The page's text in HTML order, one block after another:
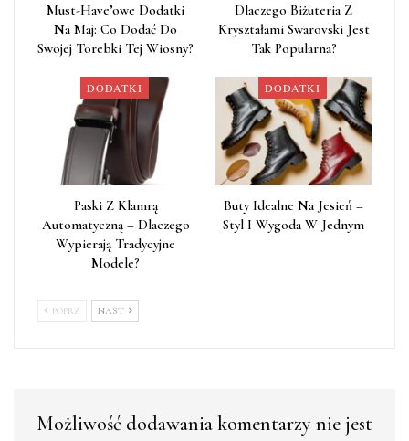
Must-Have’owe Dodatki
Na Maj: Co Dodać Do
Swojej Torebki Tej Wiosny?
Dlaczego Biżuteria Z
Kryształami Swarovski Jest
Tak Popularna?
DODATKI
Paski Z Klamrą
Automatyczną – Dlaczego
Wypierają Tradycyjne
Modele?
DODATKI
Buty Idealne Na Jesień –
Styl I Wygoda W Jednym
POPRZ NAST
Możliwość dodawania komentarzy nie jest